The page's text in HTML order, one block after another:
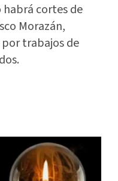
habrá cortes de
Morazán,
trabajos de